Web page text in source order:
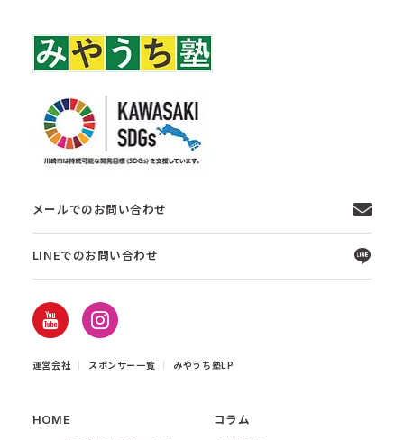
メールでのお問い合わせ
LINEでのお問い合わせ
運営会社 スポンサー一覧 みやうち塾LP
HOME コラム